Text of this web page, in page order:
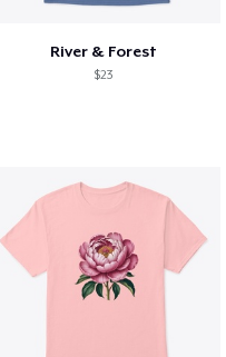
River & Forest
$23